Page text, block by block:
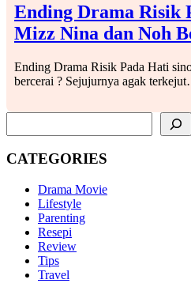
Ending Drama Risik
Mizz Nina dan Noh
Ending Drama Risik Pada Hati
bercerai ? Sejujurnya agak
CATEGORIES
Drama Movie
Lifestyle
Parenting
Resepi
Review
Tips
Travel